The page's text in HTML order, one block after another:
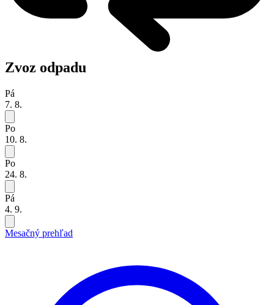
Zvoz odpadu
Pá
7. 8.
Po
10. 8.
Po
24. 8.
Pá
4. 9.
Mesačný prehľad